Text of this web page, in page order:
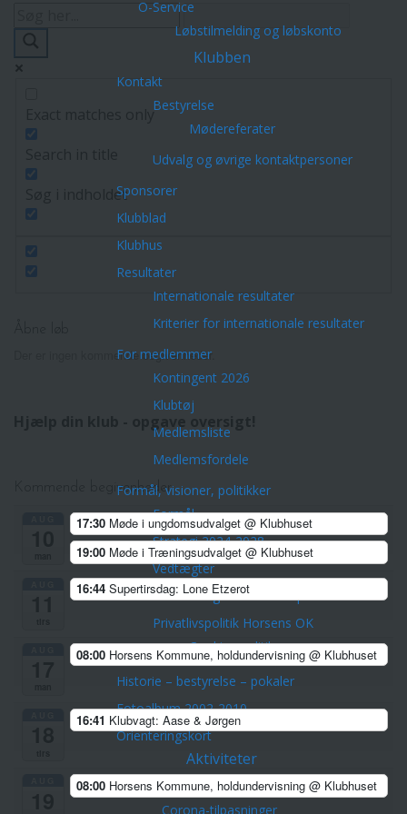
O-Service
Løbstilmelding og løbskonto
Klubben
Kontakt
Bestyrelse
Mødereferater
Udvalg og øvrige kontaktpersoner
Sponsorer
Klubblad
Klubhus
Resultater
Internationale resultater
Kriterier for internationale resultater
For medlemmer
Kontingent 2026
Klubtøj
Medlemsliste
Medlemsfordele
Formål, visioner, politikker
Formål
Strategi 2024-2028
Vedtægter
Træner- og uddannelsespolitik
Privatlivspolitik Horsens OK
Cookies politik
Historie – bestyrelse – pokaler
Fotoalbum 2002-2010
Orienteringskort
Aktiviteter
Arrangementer/Åbne løb
Corona-tilpasninger
Exact matches only
Søg i indholdet
Der er ingen kommende begivenheder.
Kommende begivenheder
17:30 Møde i ungdomsudvalget @ Klubhuset
19:00 Møde i Træningsudvalget @ Klubhuset
16:44 Supertirsdag: Lone Etzerot
08:00 Horsens Kommune, holdundervisning @ Klubhuset
16:41 Klubvagt: Aase & Jørgen
08:00 Horsens Kommune, holdundervisning @ Klubhuset